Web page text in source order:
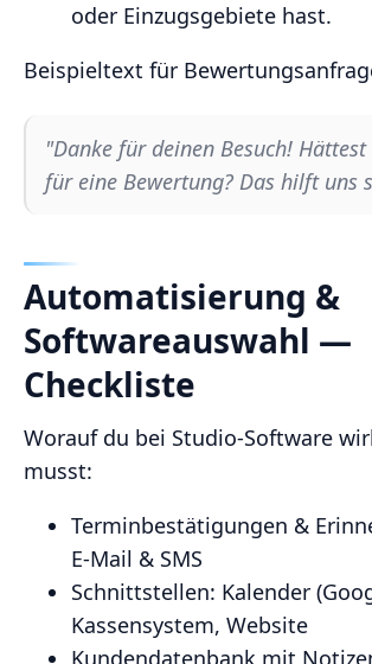
oder Einzugsgebiete hast.
Beispieltext für
"Danke für deinen Besuch! Hättest
für eine Bewertung? Das hilft uns
Automatisierung &
Softwareauswahl —
Checkliste
Worauf du bei Studio‑Software
musst:
Terminbestätigungen &
E‑Mail & SMS
Schnittstellen: Kalender
Kassensystem, Website
Kundendatenbank mit